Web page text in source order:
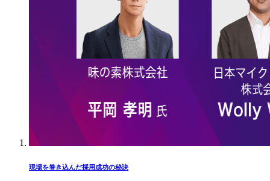
現場を巻き込んだ採用成功の秘訣